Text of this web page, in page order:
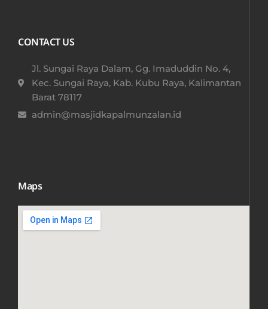
CONTACT US
Jl. Sungai Raya Dalam, Gg. Imaduddin No. 4,
Kec. Sungai Raya, Kab. Kubu Raya, Kalimantan
Barat 78117​
admin@masjidkapalmunzalan.id
Maps